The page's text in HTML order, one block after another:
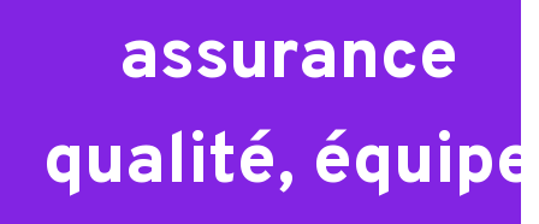
assurance
qualité, équipe